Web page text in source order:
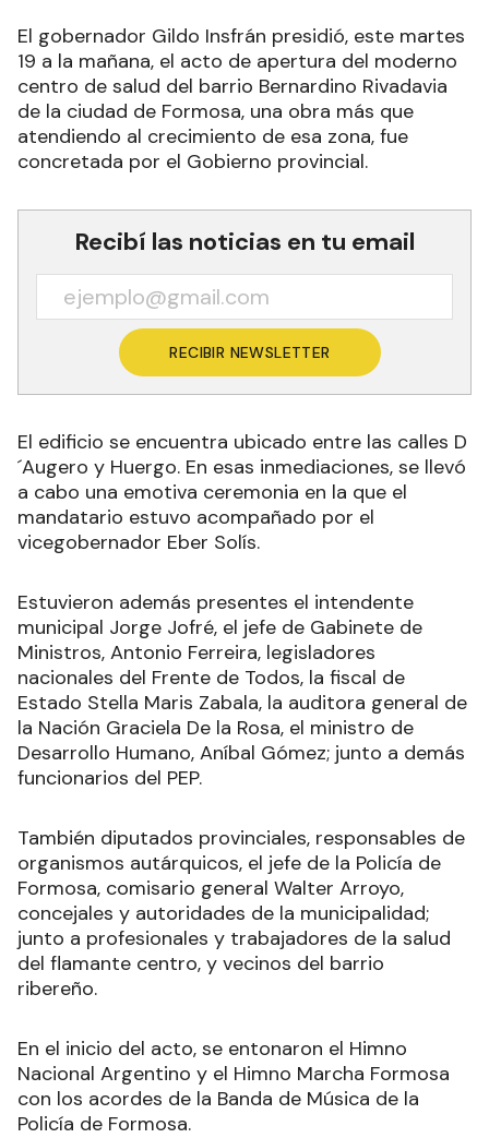
El gobernador Gildo Insfrán presidió, este martes
19 a la mañana, el acto de apertura del moderno
centro de salud del barrio Bernardino Rivadavia
de la ciudad de Formosa, una obra más que
atendiendo al crecimiento de esa zona, fue
concretada por el Gobierno provincial.
Recibí las noticias en tu email
RECIBIR NEWSLETTER
El edificio se encuentra ubicado entre las calles D
´Augero y Huergo. En esas inmediaciones, se llevó
a cabo una emotiva ceremonia en la que el
mandatario estuvo acompañado por el
vicegobernador Eber Solís.
Estuvieron además presentes el intendente
municipal Jorge Jofré, el jefe de Gabinete de
Ministros, Antonio Ferreira, legisladores
nacionales del Frente de Todos, la fiscal de
Estado Stella Maris Zabala, la auditora general de
la Nación Graciela De la Rosa, el ministro de
Desarrollo Humano, Aníbal Gómez; junto a demás
funcionarios del PEP.
También diputados provinciales, responsables de
organismos autárquicos, el jefe de la Policía de
Formosa, comisario general Walter Arroyo,
concejales y autoridades de la municipalidad;
junto a profesionales y trabajadores de la salud
del flamante centro, y vecinos del barrio
ribereño.
En el inicio del acto, se entonaron el Himno
Nacional Argentino y el Himno Marcha Formosa
con los acordes de la Banda de Música de la
Policía de Formosa.